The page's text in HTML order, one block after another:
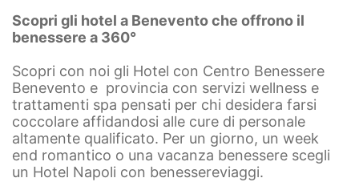
Scopri gli hotel a Benevento che offrono il
benessere a 360°
Scopri con noi gli Hotel con Centro Benessere
Benevento e provincia con servizi wellness e
trattamenti spa pensati per chi desidera farsi
coccolare affidandosi alle cure di personale
altamente qualificato. Per un giorno, un week
end romantico o una vacanza benessere scegli
un Hotel Napoli con benessereviaggi.